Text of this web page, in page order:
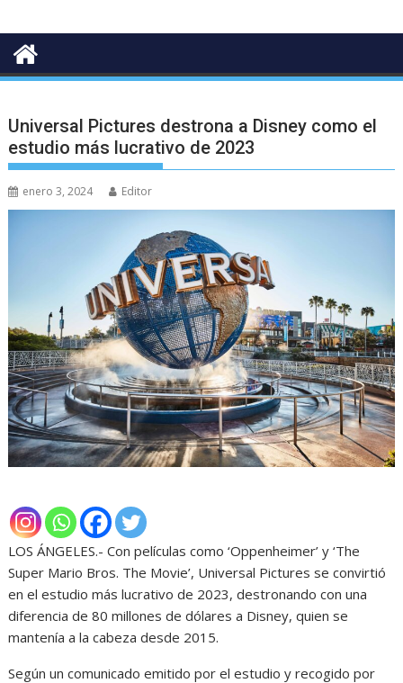
Universal Pictures destrona a Disney como el
estudio más lucrativo de 2023
enero 3, 2024 Editor
LOS ÁNGELES.- Con películas como ‘Oppenheimer’ y ‘The
Super Mario Bros. The Movie’, Universal Pictures se convirtió
en el estudio más lucrativo de 2023, destronando con una
diferencia de 80 millones de dólares a Disney, quien se
mantenía a la cabeza desde 2015.
Según un comunicado emitido por el estudio y recogido por